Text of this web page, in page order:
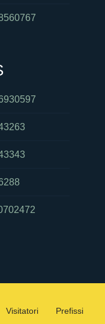
Visitatori Prefissi